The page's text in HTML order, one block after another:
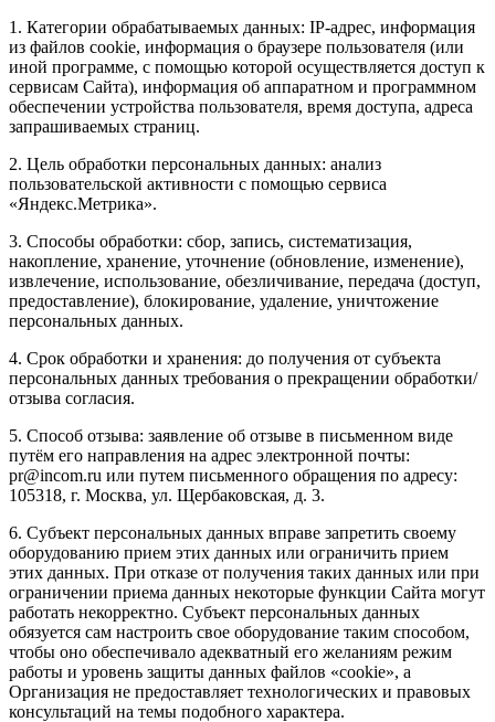
1. Категории обрабатываемых данных: IP-адрес, информация
из файлов cookie, информация о браузере пользователя (или
иной программе, с помощью которой осуществляется доступ к
сервисам Сайта), информация об аппаратном и программном
обеспечении устройства пользователя, время доступа, адреса
запрашиваемых страниц.
2. Цель обработки персональных данных: анализ
пользовательской активности с помощью сервиса
«Яндекс.Метрика».
3. Способы обработки: сбор, запись, систематизация,
накопление, хранение, уточнение (обновление, изменение),
извлечение, использование, обезличивание, передача (доступ,
предоставление), блокирование, удаление, уничтожение
персональных данных.
4. Срок обработки и хранения: до получения от субъекта
персональных данных требования о прекращении обработки/
отзыва согласия.
5. Способ отзыва: заявление об отзыве в письменном виде
путём его направления на адрес электронной почты:
pr@incom.ru или путем письменного обращения по адресу:
105318, г. Москва, ул. Щербаковская, д. 3.
6. Субъект персональных данных вправе запретить своему
оборудованию прием этих данных или ограничить прием
этих данных. При отказе от получения таких данных или при
ограничении приема данных некоторые функции Сайта могут
работать некорректно. Субъект персональных данных
обязуется сам настроить свое оборудование таким способом,
чтобы оно обеспечивало адекватный его желаниям режим
работы и уровень защиты данных файлов «cookie», а
Организация не предоставляет технологических и правовых
консультаций на темы подобного характера.